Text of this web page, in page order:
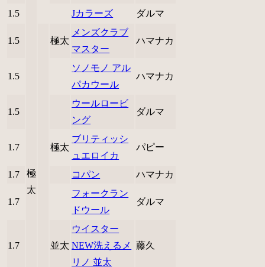
極
太
1.5
Jカラーズ ダルマ
1.5 極太
メンズクラブ
マスター
ハマナカ
1.5
ソノモノ アル
パカウール
ハマナカ
1.5
ウールロービ
ング
ダルマ
1.7 極太
ブリティッシ
ュエロイカ
パピー
1.7 コパン ハマナカ
1.7
フォークラン
ドウール
ダルマ
1.7 並太
ウイスター
NEW洗えるメ
リノ 並太
藤久